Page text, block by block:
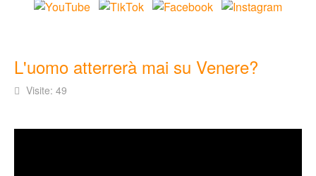
L'uomo atterrerà mai su Venere?
Visite: 49